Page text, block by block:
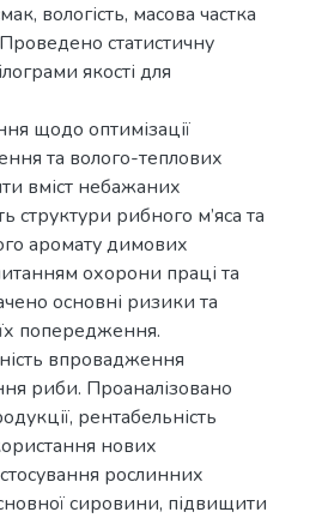
вологість, масова частка
статистичну
якості для
щодо оптимізації
та волого-теплових
вміст небажаних
структури рибного м’яса та
аромату димових
охорони праці та
основні ризики та
попередження.
впровадження
риби. Проаналізовано
рентабельність
нових
рослинних
сировини, підвищити